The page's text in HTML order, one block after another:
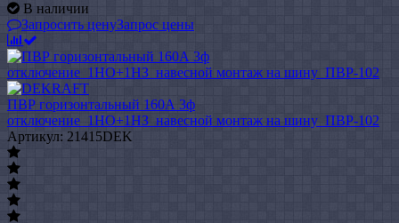
В наличии
Запросить ценуЗапрос цены
ПВР горизонтальный 160А 3ф
отключение_1НО+1НЗ_навесной монтаж на шину_ПВР-102
Артикул: 21415DEK